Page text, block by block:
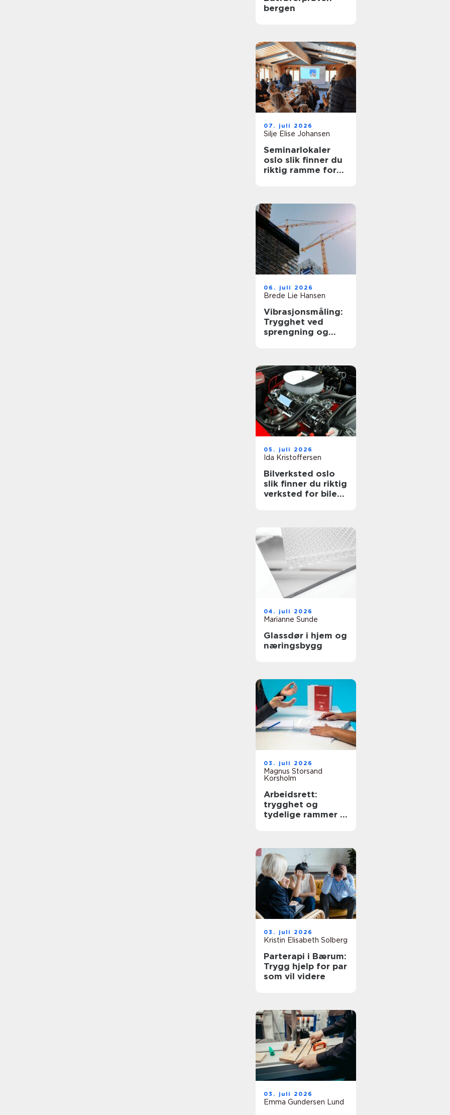
bergen
07. juli 2026
Silje Elise Johansen
Seminarlokaler
oslo slik finner du
riktig ramme for
06. juli 2026
Brede Lie Hansen
Vibrasjonsmåling:
Trygghet ved
sprengning og
05. juli 2026
Ida Kristoffersen
Bilverksted oslo
slik finner du riktig
verksted for bilen
04. juli 2026
Marianne Sunde
Glassdør i hjem og
næringsbygg
03. juli 2026
Magnus Storsand
Korsholm
Arbeidsrett:
trygghet og
tydelige rammer i
03. juli 2026
Kristin Elisabeth Solberg
Parterapi i Bærum:
Trygg hjelp for par
som vil videre
03. juli 2026
Emma Gundersen Lund